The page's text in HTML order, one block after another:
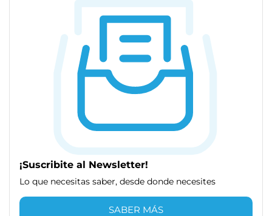
¡Suscribite al Newsletter!
Lo que necesitas saber, desde donde necesites
SABER MÁS